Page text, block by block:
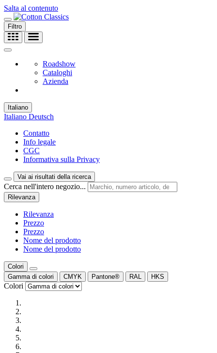
Salta al contenuto
Filtro
Roadshow
Cataloghi
Azienda
Italiano
Italiano Deutsch
Contatto
Info legale
CGC
Informativa sulla Privacy
Vai ai risultati della ricerca
Cerca nell'intero negozio...
Rilevanza
Rilevanza
Prezzo
Prezzo
Nome del prodotto
Nome del prodotto
Colori
Gamma di colori
CMYK Pantone® RAL HKS
Colori